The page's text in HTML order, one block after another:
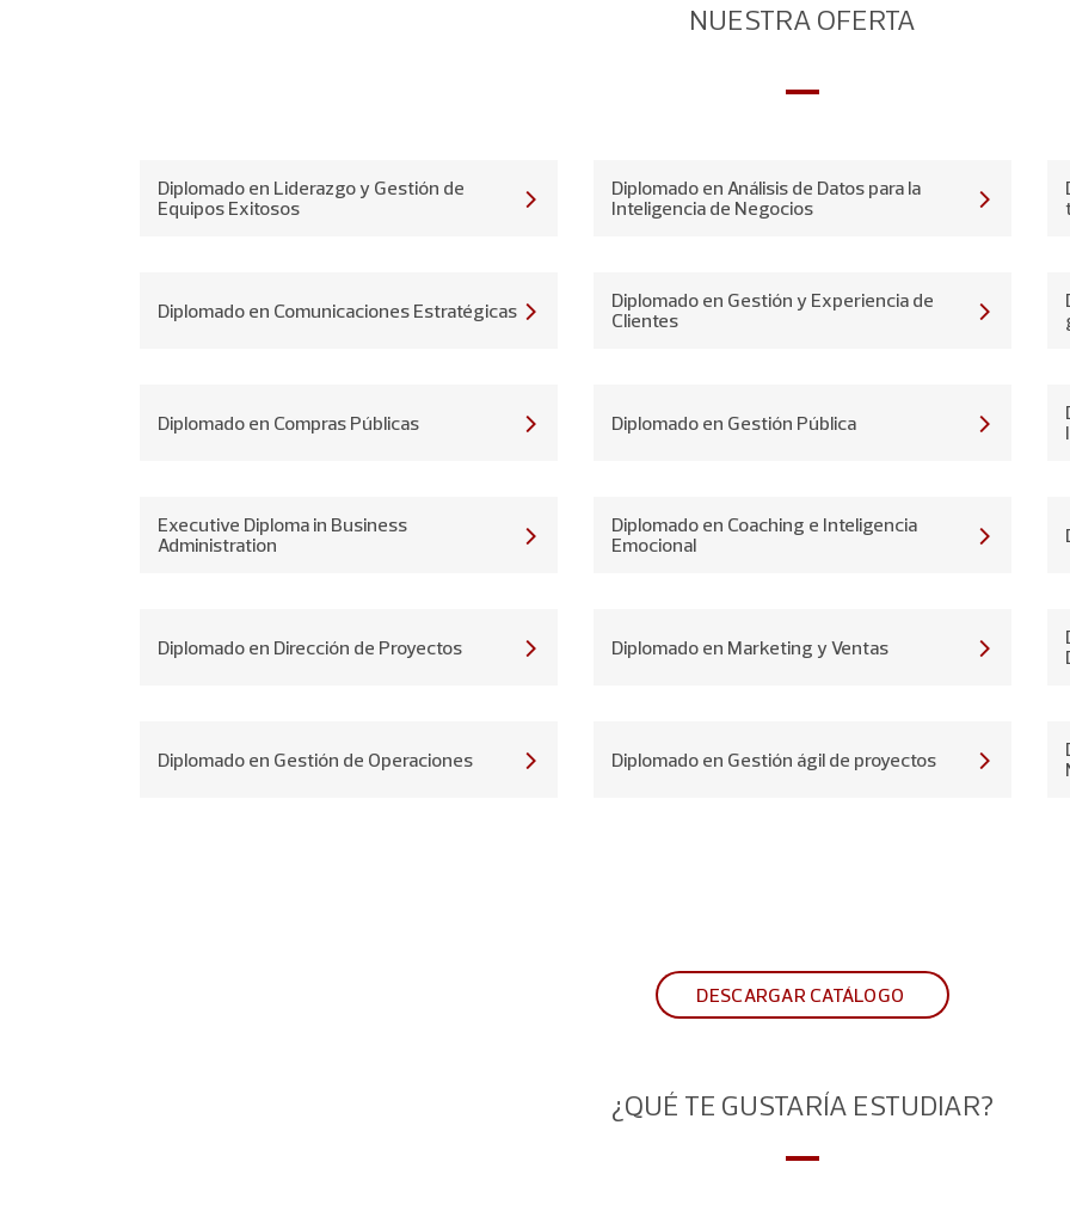
NUESTRA OFERTA
Diplomado en Liderazgo y Gestión de
Equipos Exitosos
Diplomado en Análisis de Datos para la
Inteligencia de Negocios
Diplomado en Comunicaciones Estratégicas
Diplomado en Gestión y Experiencia de
Clientes
Diplomado en Compras Públicas Diplomado en Gestión Pública
Executive Diploma in Business
Administration
Diplomado en Coaching e Inteligencia
Emocional
Diplomado en Dirección de Proyectos Diplomado en Marketing y Ventas
Diplomado en Gestión de Operaciones Diplomado en Gestión ágil de proyectos
DESCARGAR CATÁLOGO
¿QUÉ TE GUSTARÍA ESTUDIAR?